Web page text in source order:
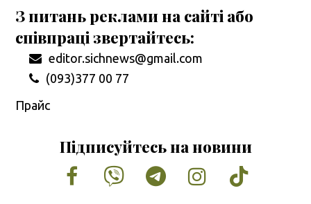
З питань реклами на сайті або
співпраці звертайтесь:
editor.sichnews@gmail.com
(093)377 00 77
Прайс
Підписуйтесь на новини
Facebook
VimeoTumblrInstagram
Tiktok